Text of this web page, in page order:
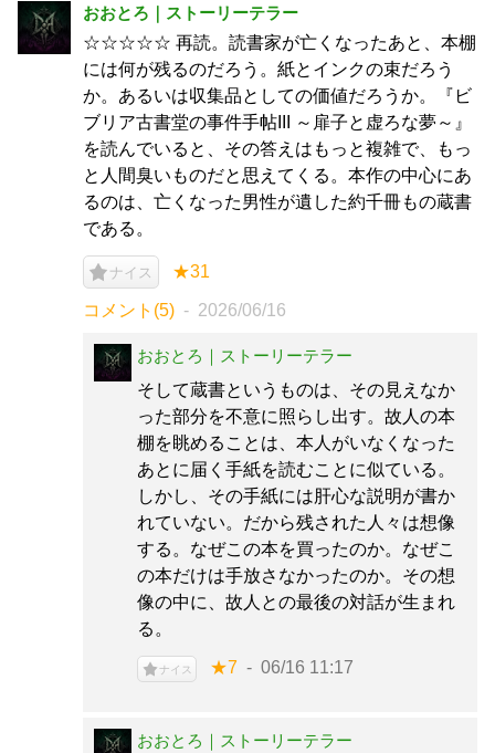
おおとろ｜ストーリーテラー
☆☆☆☆☆ 再読。読書家が亡くなったあと、本棚
には何が残るのだろう。紙とインクの束だろう
か。あるいは収集品としての価値だろうか。『ビ
ブリア古書堂の事件手帖III ～扉子と虚ろな夢～』
を読んでいると、その答えはもっと複雑で、もっ
と人間臭いものだと思えてくる。本作の中心にあ
るのは、亡くなった男性が遺した約千冊もの蔵書
である。
ナイス ★31
コメント(5) 2026/06/16
おおとろ｜ストーリーテラー
そして蔵書というものは、その見えなか
った部分を不意に照らし出す。故人の本
棚を眺めることは、本人がいなくなった
あとに届く手紙を読むことに似ている。
しかし、その手紙には肝心な説明が書か
れていない。だから残された人々は想像
する。なぜこの本を買ったのか。なぜこ
の本だけは手放さなかったのか。その想
像の中に、故人との最後の対話が生まれ
る。
ナイス ★7 06/16 11:17
おおとろ｜ストーリーテラー